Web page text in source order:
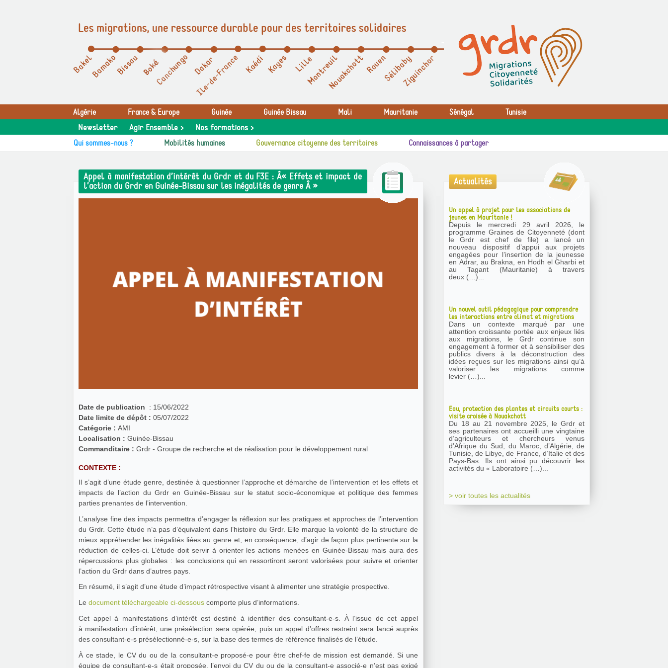
Les migrations, une ressource durable pour des territoires solidaires
Algérie France & Europe Guinée Guinée Bissau Mali Mauritanie Sénégal Tunisie
Newsletter Agir Ensemble > Nos formations >
Qui sommes-nous ? Mobilités humaines Gouvernance citoyenne des territoires Connaissances à partager
Appel à manifestation d’intérêt du Grdr et du F3E : Â« Effets et impact de
l’action du Grdr en Guinée-Bissau sur les inégalités de genre Â »
Date de publication
: 15/06/2022
Date limite de dépôt : 05/07/2022
Catégorie : AMI
Localisation : Guinée-Bissau
Commanditaire : Grdr - Groupe de recherche et de réalisation pour le développement rural
CONTEXTE :
Il s’agit d’une étude genre, destinée à questionner l’approche et démarche de l’intervention et les effets et
impacts de l’action du Grdr en Guinée-Bissau sur le statut socio-économique et politique des femmes
parties prenantes de l’intervention.
L’analyse fine des impacts permettra d’engager la réflexion sur les pratiques et approches de l’intervention
du Grdr. Cette étude n’a pas d’équivalent dans l’histoire du Grdr. Elle marque la volonté de la structure de
mieux appréhender les inégalités liées au genre et, en conséquence, d’agir de façon plus pertinente sur la
réduction de celles-ci. L’étude doit servir à orienter les actions menées en Guinée-Bissau mais aura des
répercussions plus globales : les conclusions qui en ressortiront seront valorisées pour suivre et orienter
l’action du Grdr dans d’autres pays.
En résumé, il s’agit d’une étude d’impact rétrospective visant à alimenter une stratégie prospective.
Le document téléchargeable ci-dessous comporte plus d’informations.
Cet appel à manifestations d’intérêt est destiné à identifier des consultant-e-s. À l’issue de cet appel
à manifestation d’intérêt, une présélection sera opérée, puis un appel d’offres restreint sera lancé auprès
des consultant-e-s présélectionné-e-s, sur la base des termes de référence finalisés de l’étude.
À ce stade, le CV du ou de la consultant-e proposé-e pour être chef-fe de mission est demandé. Si une
équipe de consultant-e-s était proposée, l’envoi du CV du ou de la consultant-e associé-e n’est pas exigé
Actualités
Un appel à projet pour les associations de
jeunes en Mauritanie !
Depuis le mercredi 29 avril 2026, le
programme Graines de Citoyenneté (dont
le Grdr est chef de file) a lancé un
nouveau dispositif d’appui aux projets
engagées pour l’insertion de la jeunesse
en Adrar, au Brakna, en Hodh el Gharbi et
au Tagant (Mauritanie) à travers
deux (…)...
Un nouvel outil pédagogique pour comprendre
les interactions entre climat et migrations
Dans un contexte marqué par une
attention croissante portée aux enjeux liés
aux migrations, le Grdr continue son
engagement à former et à sensibiliser des
publics divers à la déconstruction des
idées reçues sur les migrations ainsi qu’à
valoriser les migrations comme
levier (…)...
Eau, protection des plantes et circuits courts :
visite croisée à Nouakchott
Du 18 au 21 novembre 2025, le Grdr et
ses partenaires ont accueilli une vingtaine
d’agriculteurs et chercheurs venus
d’Afrique du Sud, du Maroc, d’Algérie, de
Tunisie, de Libye, de France, d’Italie et des
Pays-Bas. Ils ont ainsi pu découvrir les
activités du « Laboratoire (…)...
> voir toutes les actualités